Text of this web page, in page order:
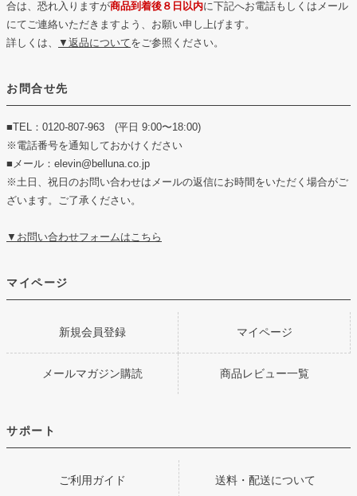
合は、恐れ入りますが商品到着後８日以内に下記へお電話もしくはメール
にてご連絡いただきますよう、お願い申し上げます。
詳しくは、
▼返品についてをご参照ください。
お問合せ先
■TEL：0120-807-963 (平日 9:00〜18:00)
※電話番号を通知しておかけください
■メール：elevin@belluna.co.jp
※土日、祝日のお問い合わせはメールの返信にお時間をいただく場合がご
ざいます。ご了承ください。
▼お問い合わせフォームはこちら
マイページ
新規会員登録 マイページ
メールマガジン購読 商品レビュー一覧
サポート
ご利用ガイド 送料・配送について